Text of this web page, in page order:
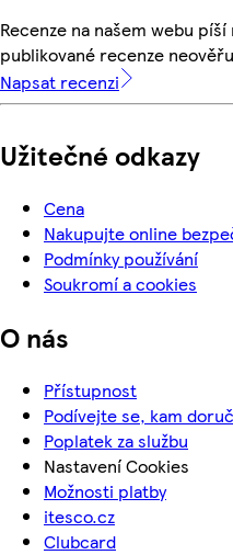
Recenze na našem webu
publikované recenze
Napsat recenzi
Užitečné odkazy
Cena
Nakupujte online
Podmínky používání
Soukromí a cookies
O nás
Přístupnost
Podívejte se, kam
Poplatek za službu
Nastavení Cookies
Možnosti platby
itesco.cz
Clubcard